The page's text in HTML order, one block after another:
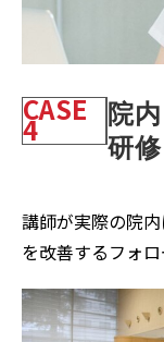
CASE
4
院
研修
講師が実際の院
を改善するフォロ